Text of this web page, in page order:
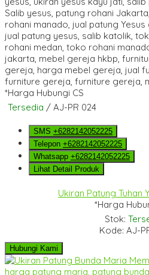
*Harga Hubungi CS
Tersedia / AJ-PR 024
SMS +6282142052225
Telepon +6282142052225
Whatsapp +6282142052225
Lihat Detail Produk
Ukiran Patung Tuhan
*Harga
Stok:
Kode: AJ-
Hubungi Kami